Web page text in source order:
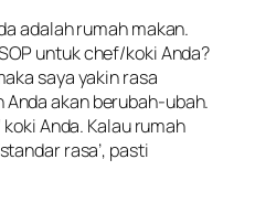
adalah rumah makan.
untuk chef/koki Anda?
saya yakin rasa
akan berubah-ubah.
Anda. Kalau rumah
rasa’, pasti